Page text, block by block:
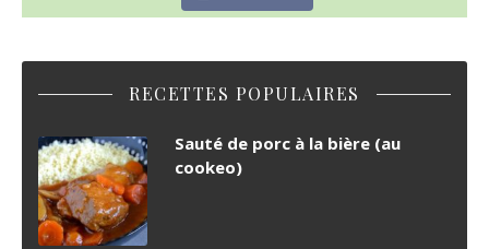
RECETTES POPULAIRES
Sauté de porc à la bière (au
cookeo)